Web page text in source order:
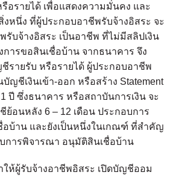
อรายได้ เพื่อแสดงความมั่นคง และ
งหนึ่ง ที่ผู้ประกอบอาชีพรับจ้างอิสระ จะ
รับจ้างอิสระ เป็นอาชีพ ที่ไม่มีสลิปเงิน
การขอสินเชื่อบ้าน จากธนาคาร จึง
ชีรายรับ หรือรายได้ ผู้ประกอบอาชีพ
บัญชีเงินเข้า-ออก หรือสร้าง Statement
ปี ซึ่งธนาคาร หรือสถาบันการเงิน จะ
อนหลัง 6 – 12 เดือน ประกอบการ
บ้าน และยังเป็นหนึ่งในเกณฑ์ ที่สำคัญ
การพิจารณา อนุมัติสินเชื่อบ้าน
ห้ผู้รับจ้างอาชีพอิสระ เปิดบัญชีออม